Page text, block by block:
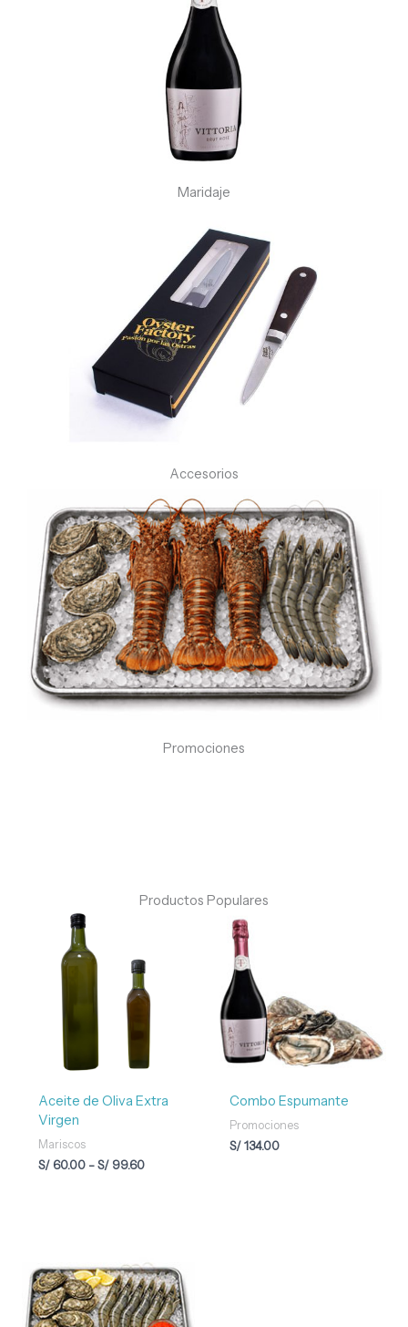
Maridaje
Accesorios
Promociones
Productos Populares
Aceite de Oliva Extra
Virgen
Mariscos
S/60.00 - S/99.60
desde
S/ 60.00
hasta
Combo Espumante
Promociones
S/134.00